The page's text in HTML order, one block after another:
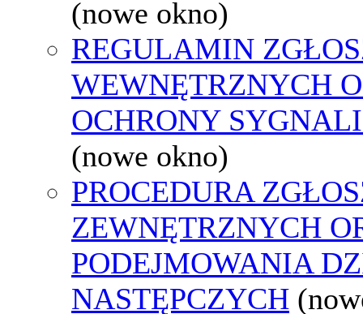
(nowe okno)
REGULAMIN
WEWNĘTRZNYCH
OCHRONY
(nowe okno)
PROCEDURA
ZEWNĘTRZNYCH
PODEJMOWANIA
NASTĘPCZYCH